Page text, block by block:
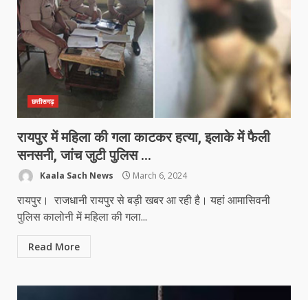
छत्तीसगढ़
रायपुर में महिला की गला काटकर हत्या, इलाके में फैली
सनसनी, जांच जुटी पुलिस …
Kaala Sach News March 6, 2024
रायपुर। राजधानी रायपुर से बड़ी खबर आ रही है। यहां आमासिवनी
पुलिस कालोनी में महिला की गला...
Read More